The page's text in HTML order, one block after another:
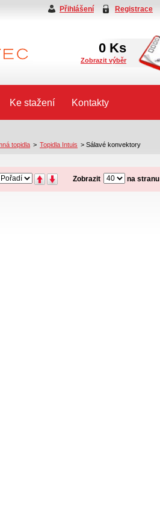
Přihlášení Registrace
0 Ks
Zobrazit výběr
Ke stažení Kontakty
topidla > Topidla Intuis > Sálavé konvektory
Zobrazit na stranu